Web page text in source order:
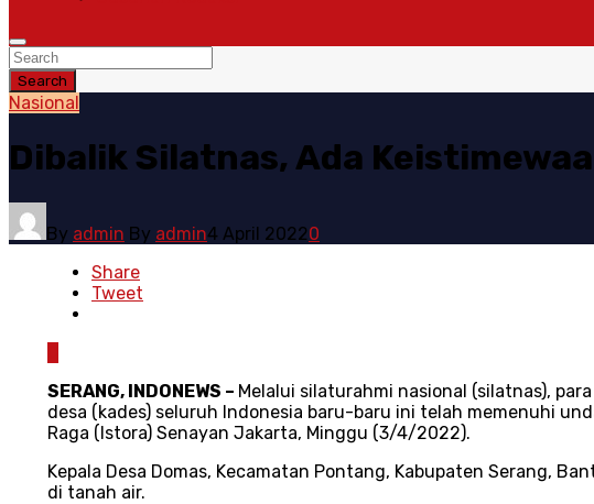
Search
Nasional
Dibalik Silatnas, Ada
By admin By admin4 April 20220
Share
Tweet
SERANG, INDONEWS – Melalui silaturahmi nasional (silatnas),
desa (kades) seluruh Indonesia baru-baru ini telah memenuhi
Raga (Istora) Senayan Jakarta, Minggu (3/4/2022).
Kepala Desa Domas, Kecamatan Pontang, Kabupaten Serang,
di tanah air.